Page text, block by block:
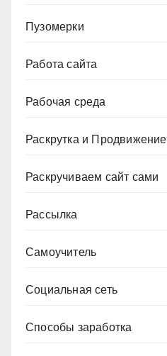
Пузомерки
Работа сайта
Рабочая среда
Раскрутка и Продвижение
Раскручиваем сайт сами
Рассылка
Самоучитель
Социальная сеть
Способы заработка